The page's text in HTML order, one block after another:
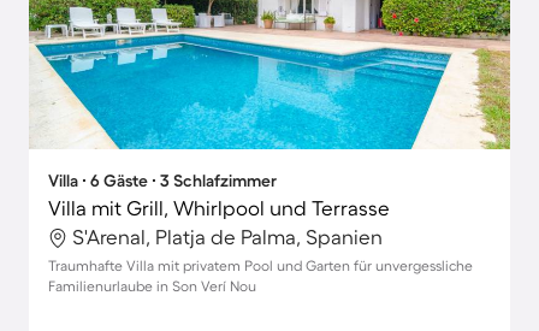
Villa ∙ 6 Gäste ∙ 3 Schlafzimmer
Villa mit Grill, Whirlpool und Terrasse
S'Arenal, Platja de Palma, Spanien
Traumhafte Villa mit privatem Pool und Garten für unvergessliche
Familienurlaube in Son Verí Nou